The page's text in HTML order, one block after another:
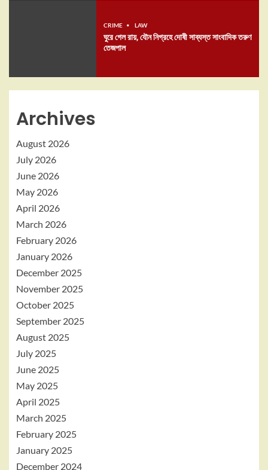
CRIME LAW
ঘুরে গেল রায়, যৌন নিগ্রহে দোষী সাব্যস্ত সাংবাদিক তরুণ
তেজপাল
Archives
August 2026
July 2026
June 2026
May 2026
April 2026
March 2026
February 2026
January 2026
December 2025
November 2025
October 2025
September 2025
August 2025
July 2025
June 2025
May 2025
April 2025
March 2025
February 2025
January 2025
December 2024